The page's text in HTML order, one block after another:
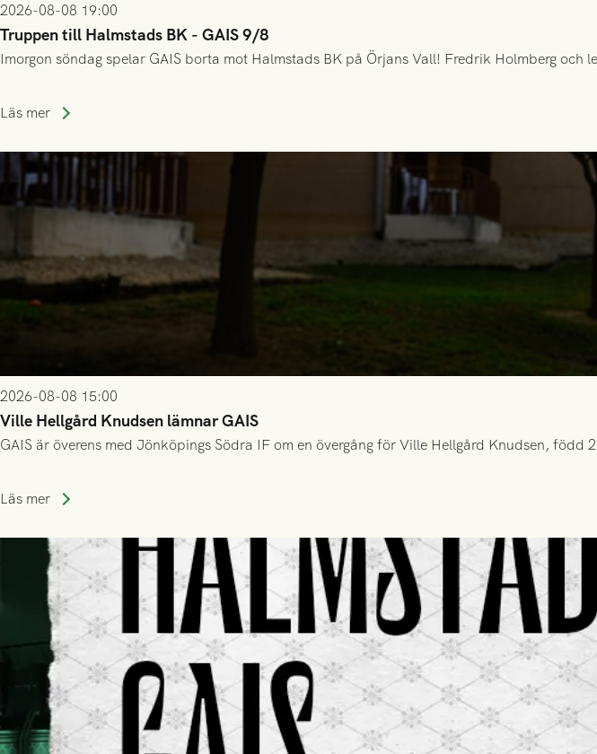
2026-08-08 19:00
Truppen till Halmstads BK - GAIS 9/8
Imorgon söndag spelar GAIS borta mot Halmstads BK på Örjans Vall! Fredrik Holmberg
Läs mer
2026-08-08 15:00
Ville Hellgård Knudsen lämnar GAIS
GAIS är överens med Jönköpings Södra IF om en övergång för Ville Hellgård Knudsen, född
Läs mer